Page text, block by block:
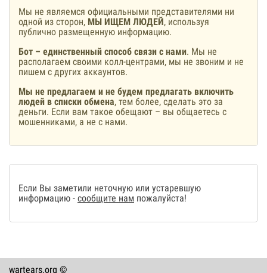
Мы не являемся официальными представителями ни
одной из сторон, МЫ ИЩЕМ ЛЮДЕЙ, используя
публично размещенную информацию.
Бот – единственный способ связи с нами. Мы не
располагаем своими колл-центрами, мы не звоним и не
пишем с других аккаунтов.
Мы не предлагаем и не будем предлагать включить
людей в списки обмена, тем более, сделать это за
деньги. Если вам такое обещают – вы общаетесь с
мошенниками, а не с нами.
Если Вы заметили неточную или устаревшую
информацию - сообщите нам пожалуйста!
wartears.org ©